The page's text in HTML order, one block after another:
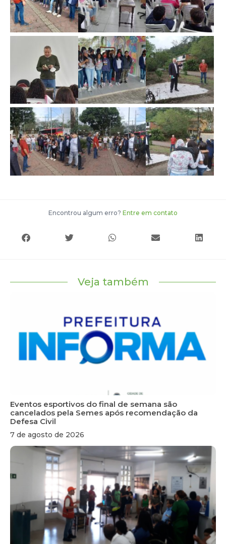
Encontrou algum erro? Entre em contato
Veja também
Eventos esportivos do final de semana são
cancelados pela Semes após recomendação da
Defesa Civil
7 de agosto de 2026